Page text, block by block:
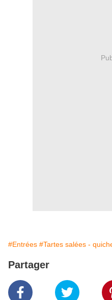
#Entrées #Tartes salées -
Partager